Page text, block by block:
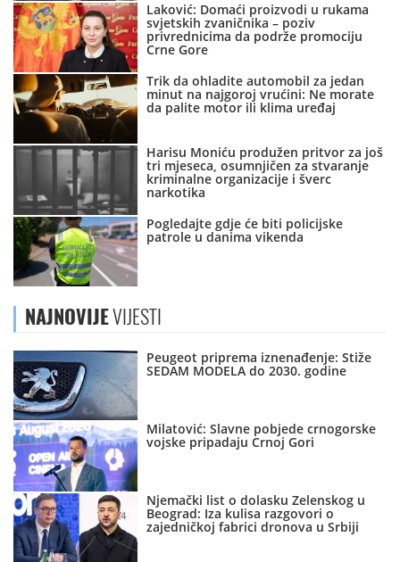
Laković: Domaći proizvodi u rukama
svjetskih zvaničnika – poziv
privrednicima da podrže promociju
Crne Gore
Trik da ohladite automobil za jedan
minut na najgoroj vrućini: Ne morate
da palite motor ili klima uređaj
Harisu Moniću produžen pritvor za još
tri mjeseca, osumnjičen za stvaranje
kriminalne organizacije i šverc
narkotika
Pogledajte gdje će biti policijske
patrole u danima vikenda
NAJNOVIJEVIJESTI
Peugeot priprema iznenađenje: Stiže
SEDAM MODELA do 2030. godine
Milatović: Slavne pobjede crnogorske
vojske pripadaju Crnoj Gori
Njemački list o dolasku Zelenskog u
Beograd: Iza kulisa razgovori o
zajedničkoj fabrici dronova u Srbiji